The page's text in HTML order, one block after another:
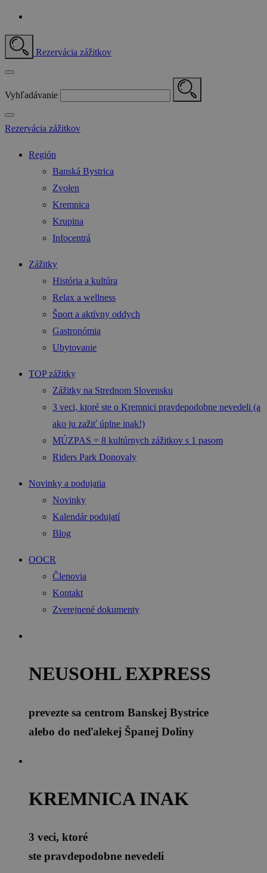
Rezervácia zážitkov
Vyhľadávanie
Rezervácia zážitkov
Región
Banská Bystrica
Zvolen
Kremnica
Krupina
Infocentrá
Zážitky
História a kultúra
Relax a wellness
Šport a aktívny oddych
Gastronómia
Ubytovanie
TOP zážitky
Zážitky na Strednom Slovensku
3 veci, ktoré ste o Kremnici pravdepodobne nevedeli (a
ako ju zažiť úplne inak!)
MÚZPAS = 8 kultúrnych zážitkov s 1 pasom
Riders Park Donovaly
Novinky a podujatia
Novinky
Kalendár podujatí
Blog
OOCR
Členovia
Kontakt
Zverejnené dokumenty
NEUSOHL EXPRESS
prevezte sa centrom Banskej Bystrice
alebo do neďalekej Španej Doliny
KREMNICA INAK
3 veci, ktoré
ste pravdepodobne nevedeli